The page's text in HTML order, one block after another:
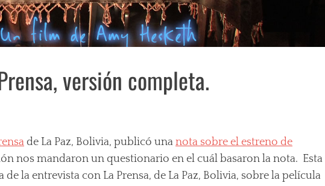
versión completa.
de La Paz, Bolivia, publicó una nota sobre el estreno de
nos mandaron un questionario en el cuál basaron la nota. Esta
la entrevista con La Prensa, de La Paz, Bolivia, sobre la película